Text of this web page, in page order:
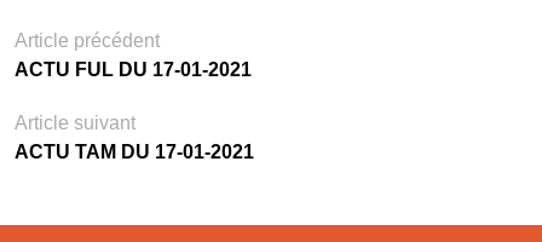
Article précédent
ACTU FUL DU 17-01-2021
Article suivant
ACTU TAM DU 17-01-2021